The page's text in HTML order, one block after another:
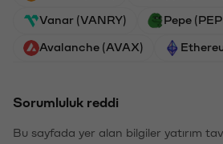
Vanar (VANRY) Pepe
Avalanche (AVAX)
Sorumluluk reddi
Bu sayfada yer alan bilgiler yatırım